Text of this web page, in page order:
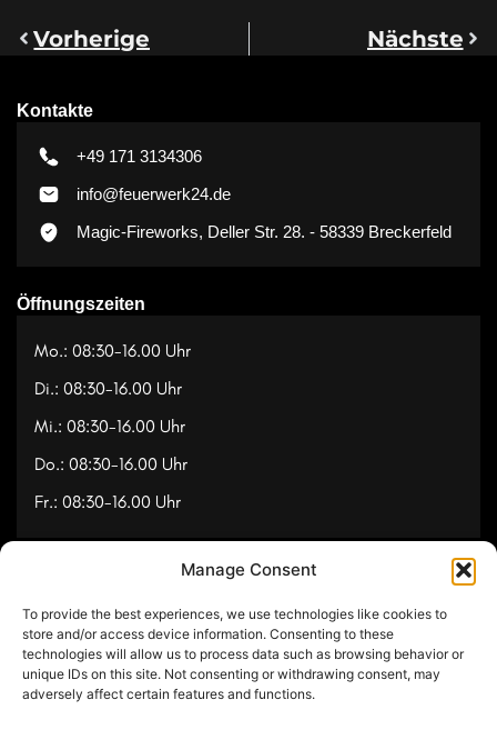
Manage Consent
To provide the best experiences, we use technologies like cookies to
store and/or access device information. Consenting to these
technologies will allow us to process data such as browsing behavior or
unique IDs on this site. Not consenting or withdrawing consent, may
adversely affect certain features and functions.
Vorherige Nächste
Kontakte
+49 171 3134306
info@feuerwerk24.de
Magic-Fireworks, Deller Str. 28. - 58339 Breckerfeld
Öffnungszeiten
Mo.: 08:30-16.00 Uhr
Di.: 08:30-16.00 Uhr
Mi.: 08:30-16.00 Uhr
Do.: 08:30-16.00 Uhr
Fr.: 08:30-16.00 Uhr
Referenzen
Videos
Über uns